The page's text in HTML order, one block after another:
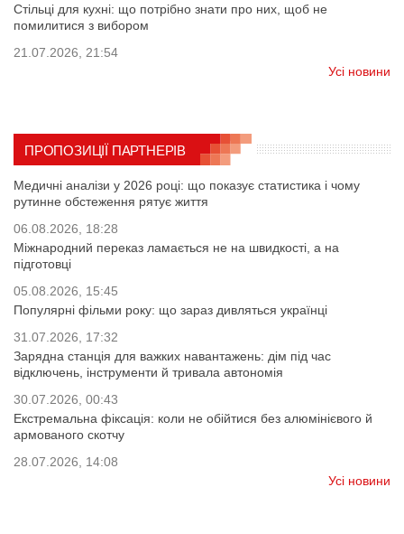
Стільці для кухні: що потрібно знати про них, щоб не
помилитися з вибором
21.07.2026, 21:54
Усі новини
ПРОПОЗИЦІЇ ПАРТНЕРІВ
Медичні аналізи у 2026 році: що показує статистика і чому
рутинне обстеження рятує життя
06.08.2026, 18:28
Міжнародний переказ ламається не на швидкості, а на
підготовці
05.08.2026, 15:45
Популярні фільми року: що зараз дивляться українці
31.07.2026, 17:32
Зарядна станція для важких навантажень: дім під час
відключень, інструменти й тривала автономія
30.07.2026, 00:43
Екстремальна фіксація: коли не обійтися без алюмінієвого й
армованого скотчу
28.07.2026, 14:08
Усі новини